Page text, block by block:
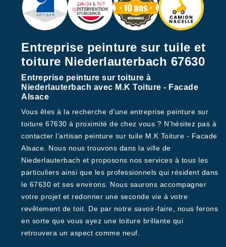
Entreprise peinture sur tuile et
toiture Niederlauterbach 67630
Entreprise peinture sur toiture à
Niederlauterbach avec M.K Toiture - Facade
Alsace
Vous êtes à la recherche d’une entreprise peinture sur
toiture 67630 à proximité de chez vous ? N’hésitez pas à
contacter l’artisan peinture sur tuile M.K Toiture - Facade
Alsace. Nous nous trouvons dans la ville de
Niederlauterbach et proposons nos services à tous les
particuliers ainsi que les professionnels qui résident dans
le 67630 et ses environs. Nous saurons accompagner
votre projet et redonner une seconde vie à votre
revêtement de toit. De par notre savoir-faire, nous ferons
en sorte que vous ayez une toiture brillante qui
retrouvera un aspect comme neuf.